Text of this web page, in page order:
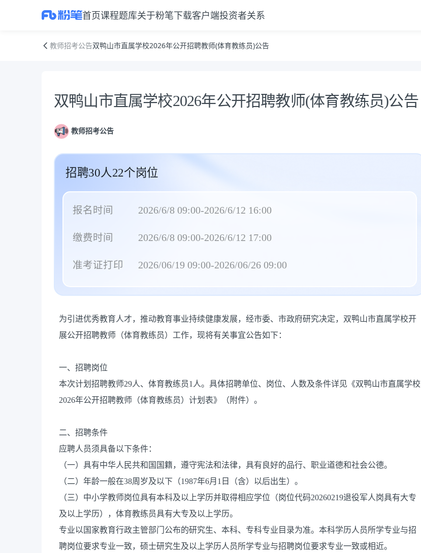
首页课程题库关于粉笔下载客户端投资者关系
教师招考公告双鸭山市直属学校2026年公开招聘教师(体育教练员)公告
公告正文
双鸭山市直属学校2026年公开招聘教师(体育教练员)公告
教师招考公告
招聘30人22个岗位
报名时间 2026/6/8 09:00-2026/6/12 16:00
缴费时间 2026/6/8 09:00-2026/6/12 17:00
准考证打印 2026/06/19 09:00-2026/06/26 09:00
为引进优秀教育人才，推动教育事业持续健康发展，经市委、市政府研究决定，双鸭山市直属学校开
展公开招聘教师（体育教练员）工作，现将有关事宜公告如下：
一、招聘岗位
本次计划招聘教师29人、体育教练员1人。具体招聘单位、岗位、人数及条件详见《双鸭山市直属学校
2026年公开招聘教师（体育教练员）计划表》（附件）。
二、招聘条件
应聘人员须具备以下条件：
（一）具有中华人民共和国国籍，遵守宪法和法律，具有良好的品行、职业道德和社会公德。
（二）年龄一般在38周岁及以下（1987年6月1日（含）以后出生）。
（三）中小学教师岗位具有本科及以上学历并取得相应学位（岗位代码20260219退役军人岗具有大专
及以上学历），体育教练员具有大专及以上学历。
专业以国家教育行政主管部门公布的研究生、本科、专科专业目录为准。本科学历人员所学专业与招
聘岗位要求专业一致，硕士研究生及以上学历人员所学专业与招聘岗位要求专业一致或相近。